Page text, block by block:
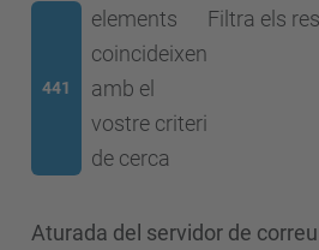
441
elements
coincideixen
amb el
vostre criteri
de cerca
Filtra els
Aturada del servidor de correu